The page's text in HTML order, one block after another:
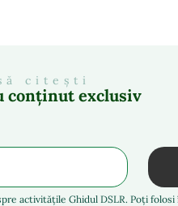
citești
conținut exclusiv
Ghidul DSLR. Poți